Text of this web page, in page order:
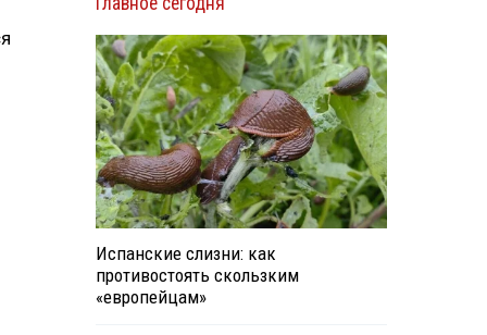
Испанские слизни: как
противостоять скользким
«европейцам»